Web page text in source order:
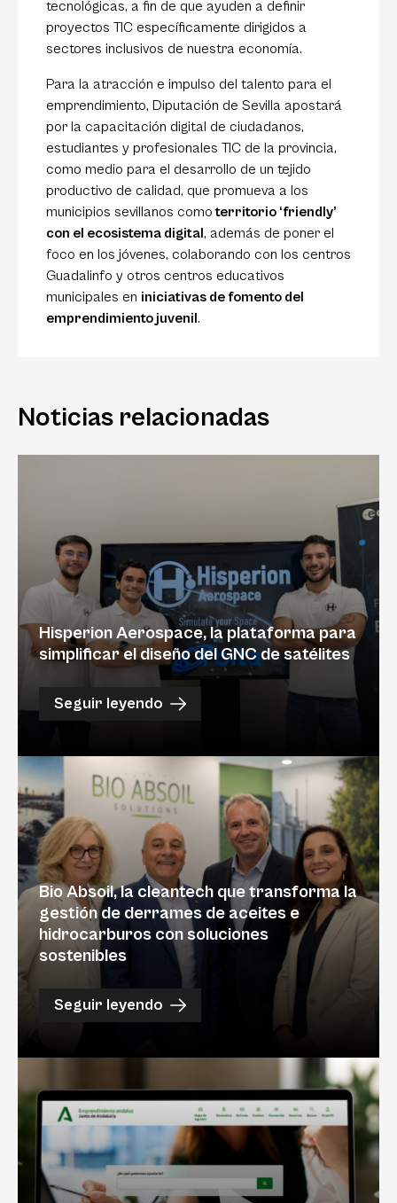
tecnológicas, a fin de que ayuden a definir
proyectos TIC específicamente dirigidos a
sectores inclusivos de nuestra economía.
Para la atracción e impulso del talento para el
emprendimiento, Diputación de Sevilla apostará
por la capacitación digital de ciudadanos,
estudiantes y profesionales TIC de la provincia,
como medio para el desarrollo de un tejido
productivo de calidad, que promueva a los
municipios sevillanos comoterritorio ‘friendly’
con el ecosistema digital, además de poner el
foco en los jóvenes, colaborando con los centros
Guadalinfo y otros centros educativos
municipales en iniciativas de fomento del
emprendimiento juvenil.
Noticias relacionadas
Hisperion Aerospace, la plataforma para
simplificar el diseño del GNC de satélites
Seguir leyendo
Bio Absoil, la cleantech que transforma la
gestión de derrames de aceites e
hidrocarburos con soluciones
sostenibles
Seguir leyendo